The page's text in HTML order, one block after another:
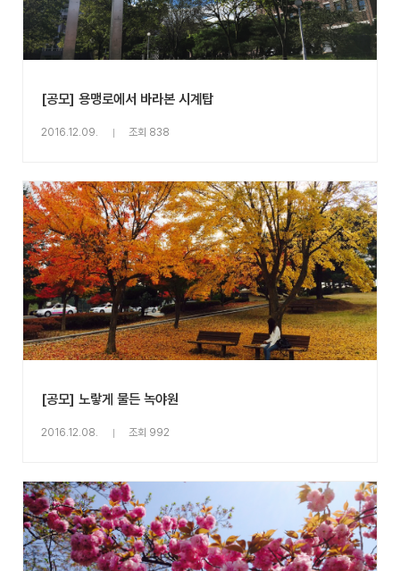
[공모] 용맹로에서 바라본 시계탑
2016.12.09. 조회 838
[공모] 노랗게 물든 녹야원
2016.12.08. 조회 992